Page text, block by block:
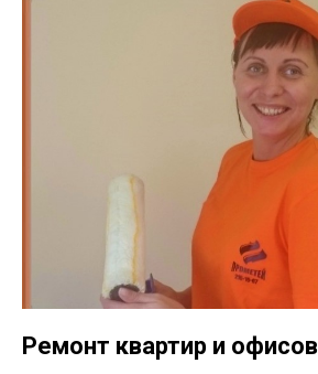
Ремонт квартир и офисов